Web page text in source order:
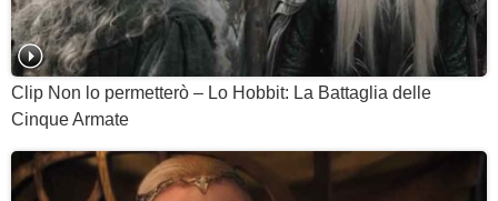
Clip Non lo permetterò – Lo Hobbit: La Battaglia delle
Cinque Armate